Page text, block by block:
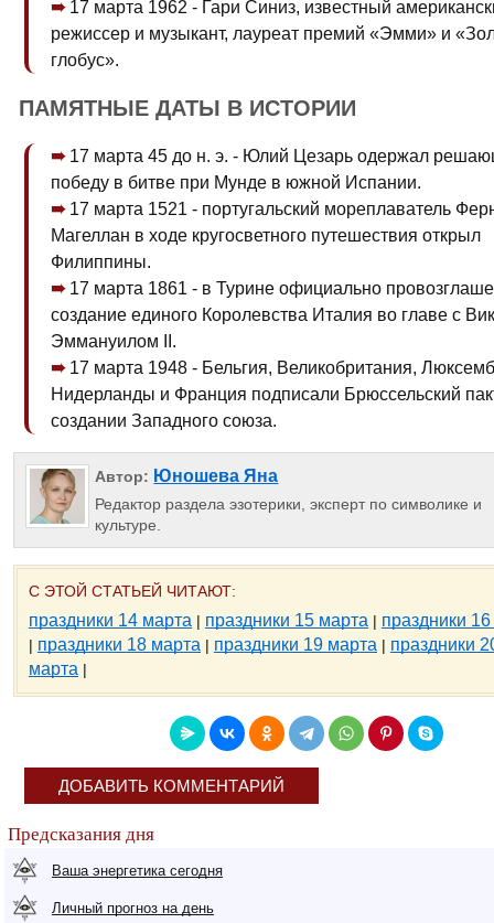
17 марта 1962 - Гари Синиз, известный
режиссер и музыкант, лауреат премий «Эмми» и
глобус».
ПАМЯТНЫЕ ДАТЫ В ИСТОРИИ
17 марта 45 до н. э. - Юлий Цезарь одержал
победу в битве при Мунде в южной Испании.
17 марта 1521 - португальский мореплаватель
Магеллан в ходе кругосветного путешествия открыл
Филиппины.
17 марта 1861 - в Турине официально
создание единого Королевства Италия во главе с
Эммануилом II.
17 марта 1948 - Бельгия, Великобритания,
Нидерланды и Франция подписали Брюссельский
создании Западного союза.
Автор: Юношева Яна
Редактор раздела эзотерики, эксперт по символике и
культуре.
С ЭТОЙ СТАТЬЕЙ ЧИТАЮТ:
праздники 14 марта | праздники 15 марта | праздники
| праздники 18 марта | праздники 19 марта | праздники
марта |
ДОБАВИТЬ КОММЕНТАРИЙ
Предсказания дня
Ваша энергетика сегодня
Личный прогноз на день